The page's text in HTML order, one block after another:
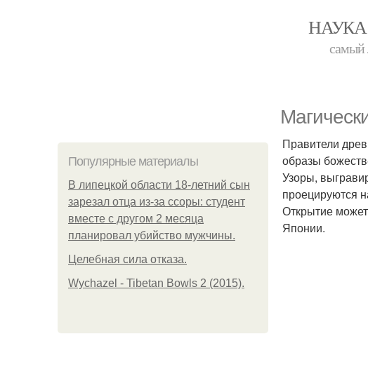
самый
Популярные материалы
В липецкой области 18-летний сын
зарезал отца из-за ссоры: студент
вместе с другом 2 месяца
планировал убийство мужчины.
Целебная сила отказа.
Wychazel - Tibetan Bowls 2 (2015).
Правители
образы
Узоры,
проецируются
Открытие
Японии.